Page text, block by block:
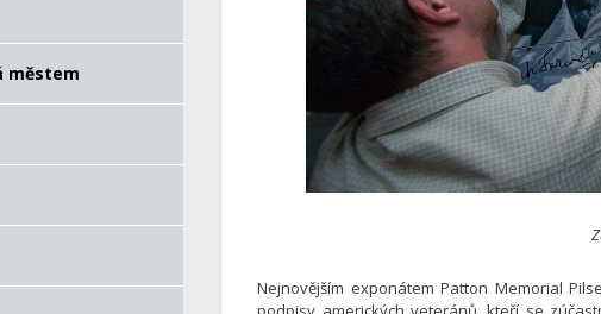
Nejnovějším exponátem Patton Memorial
městem